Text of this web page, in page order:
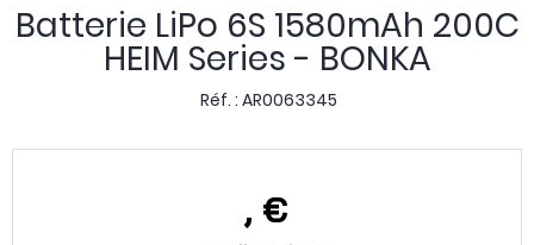
Batterie LiPo 6S 1580mAh 200C
HEIM Series - BONKA
Réf. : AR0063345
, €